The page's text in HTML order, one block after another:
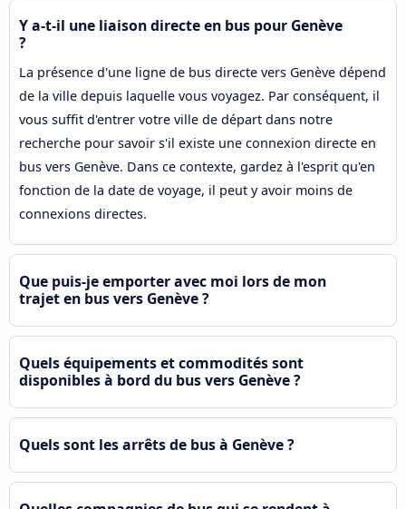
Y a-t-il une liaison directe en bus pour Genève
?
La présence d'une ligne de bus directe vers Genève dépend
de la ville depuis laquelle vous voyagez. Par conséquent, il
vous suffit d'entrer votre ville de départ dans notre
recherche pour savoir s'il existe une connexion directe en
bus vers Genève. Dans ce contexte, gardez à l'esprit qu'en
fonction de la date de voyage, il peut y avoir moins de
connexions directes.
Que puis-je emporter avec moi lors de mon
trajet en bus vers Genève ?
Quels équipements et commodités sont
disponibles à bord du bus vers Genève ?
Quels sont les arrêts de bus à Genève ?